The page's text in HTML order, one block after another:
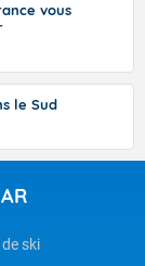
vous
le Sud
ski